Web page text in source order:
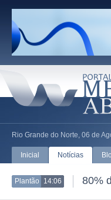
Rio Grande do Norte, 06 de
Inicial Notícias
Plantão 14:06 80%